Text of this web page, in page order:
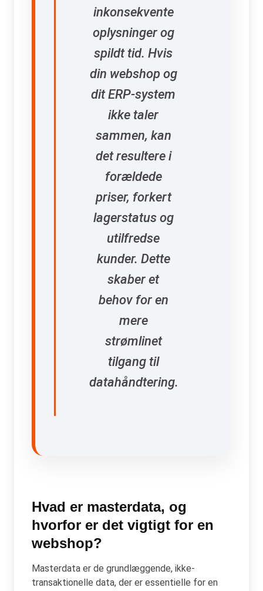
inkonsekvente
oplysninger og
spildt tid. Hvis
din webshop og
dit ERP-system
ikke taler
sammen, kan
det resultere i
forældede
priser, forkert
lagerstatus og
utilfredse
kunder. Dette
skaber et
behov for en
mere
strømlinet
tilgang til
datahåndtering.
Hvad er masterdata, og
hvorfor er det vigtigt for en
webshop?
Masterdata er de grundlæggende, ikke-
transaktionelle data, der er essentielle for en